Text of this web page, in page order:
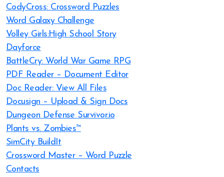
CodyCross: Crossword Puzzles
Word Galaxy Challenge
Volley Girls:High School Story
Dayforce
BattleCry: World War Game RPG
PDF Reader – Document Editor
Doc Reader: View All Files
Docusign – Upload & Sign Docs
Dungeon Defense Survivor.io
Plants vs. Zombies™
SimCity BuildIt
Crossword Master – Word Puzzle
Contacts